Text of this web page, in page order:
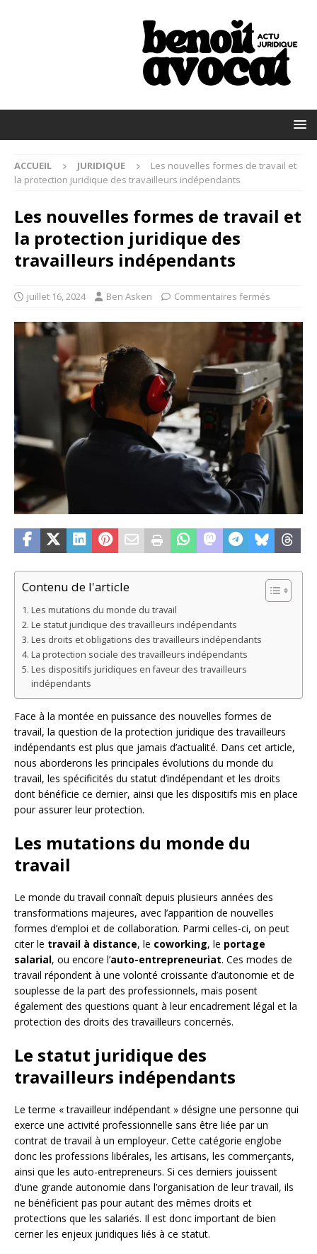
ACCUEIL JURIDIQUE
Les nouvelles formes de travail et
la protection juridique des travailleurs indépendants
Les nouvelles formes de travail et
la protection juridique des
travailleurs indépendants
juillet 16, 2024 Ben Asken Commentaires fermés
Contenu de l'article
Les mutations du monde du travail
Le statut juridique des travailleurs indépendants
Les droits et obligations des travailleurs indépendants
La protection sociale des travailleurs indépendants
Les dispositifs juridiques en faveur des travailleurs
indépendants
Face à la montée en puissance des nouvelles formes de
travail, la question de la protection juridique des travailleurs
indépendants est plus que jamais d’actualité. Dans cet article,
nous aborderons les principales évolutions du monde du
travail, les spécificités du statut d’indépendant et les droits
dont bénéficie ce dernier, ainsi que les dispositifs mis en place
pour assurer leur protection.
Les mutations du monde du
travail
Le monde du travail connaît depuis plusieurs années des
transformations majeures, avec l’apparition de nouvelles
formes d’emploi et de collaboration. Parmi celles-ci, on peut
citer le travail à distance, le coworking, le portage
salarial, ou encore l’auto-entrepreneuriat. Ces modes de
travail répondent à une volonté croissante d’autonomie et de
souplesse de la part des professionnels, mais posent
également des questions quant à leur encadrement légal et la
protection des droits des travailleurs concernés.
Le statut juridique des
travailleurs indépendants
Le terme « travailleur indépendant » désigne une personne qui
exerce une activité professionnelle sans être liée par un
contrat de travail à un employeur. Cette catégorie englobe
donc les professions libérales, les artisans, les commerçants,
ainsi que les auto-entrepreneurs. Si ces derniers jouissent
d’une grande autonomie dans l’organisation de leur travail, ils
ne bénéficient pas pour autant des mêmes droits et
protections que les salariés. Il est donc important de bien
cerner les enjeux juridiques liés à ce statut.